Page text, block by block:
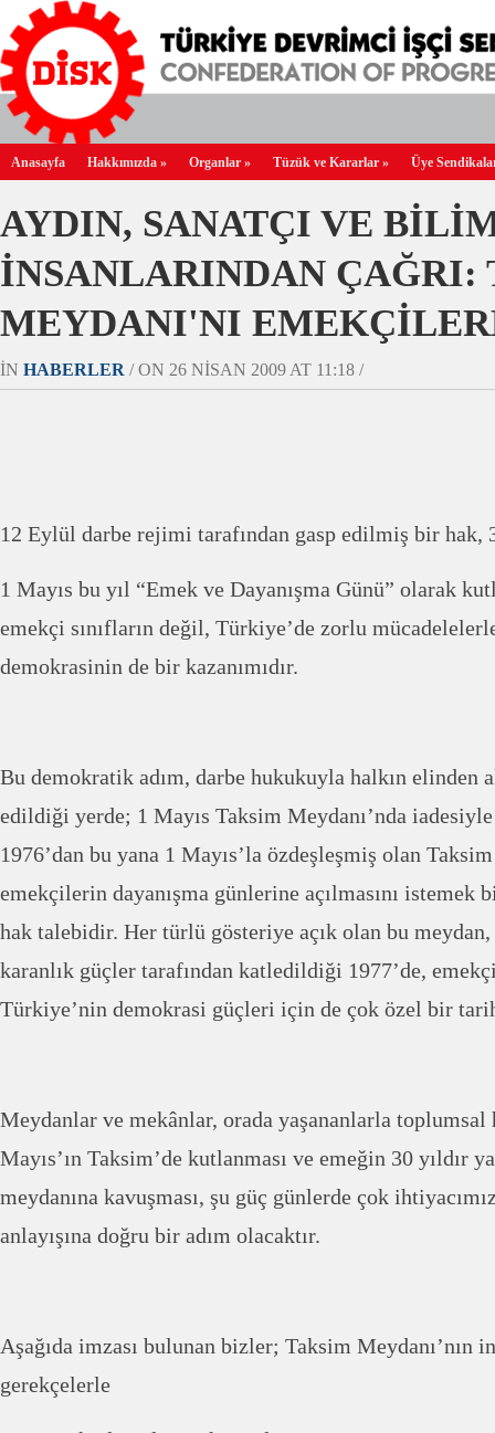
Anasayfa Hakkımızda » Organlar » Tüzük ve Kararlar » Üye
AYDIN, SANATÇI VE
İNSANLARINDAN ÇAĞRI:
MEYDANI'NI
IN HABERLER / ON 26 NISAN 2009 AT 11:18 /
12 Eylül darbe rejimi tarafından gasp edilmiş bir hak,
1 Mayıs bu yıl “Emek ve Dayanışma Günü” olarak
emekçi sınıfların değil, Türkiye’de zorlu
demokrasinin de bir kazanımıdır.
Bu demokratik adım, darbe hukukuyla halkın elinden
edildiği yerde; 1 Mayıs Taksim Meydanı’nda
1976’dan bu yana 1 Mayıs’la özdeşleşmiş olan
emekçilerin dayanışma günlerine açılmasını istemek
hak talebidir. Her türlü gösteriye açık olan bu meydan,
karanlık güçler tarafından katledildiği 1977’de,
Türkiye’nin demokrasi güçleri için de çok özel bir
Meydanlar ve mekânlar, orada yaşananlarla toplumsal
Mayıs’ın Taksim’de kutlanması ve emeğin 30 yıldır
meydanına kavuşması, şu güç günlerde çok
anlayışına doğru bir adım olacaktır.
Aşağıda imzası bulunan bizler; Taksim Meydanı’nın
gerekçelerle